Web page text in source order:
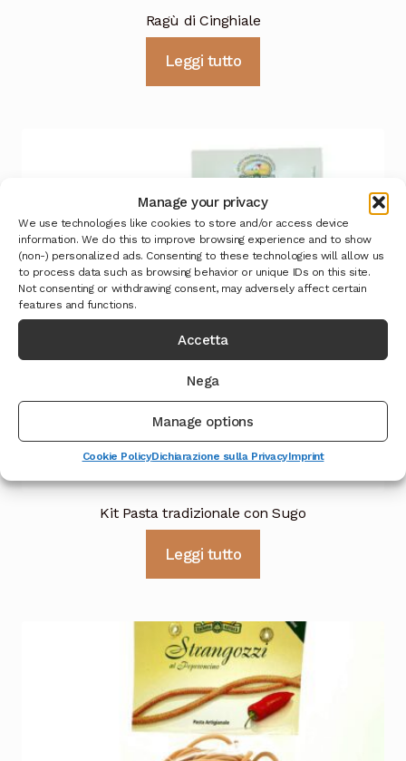
Manage your privacy
We use technologies like cookies to store and/or access device
information. We do this to improve browsing experience and to show
(non-) personalized ads. Consenting to these technologies will allow us
to process data such as browsing behavior or unique IDs on this site.
Not consenting or withdrawing consent, may adversely affect certain
features and functions.
Accetta
Nega
Manage options
Cookie PolicyDichiarazione sulla PrivacyImprint
Ragù di Cinghiale
Leggi tutto
Kit Pasta tradizionale con Sugo
Leggi tutto